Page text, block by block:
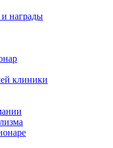
награды
клиники